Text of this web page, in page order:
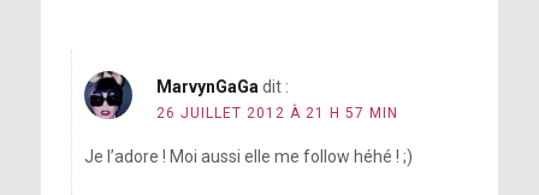
MarvynGaGa dit :
26 JUILLET 2012 À 21 H 57 MIN
Je l’adore ! Moi aussi elle me follow héhé ! ;)